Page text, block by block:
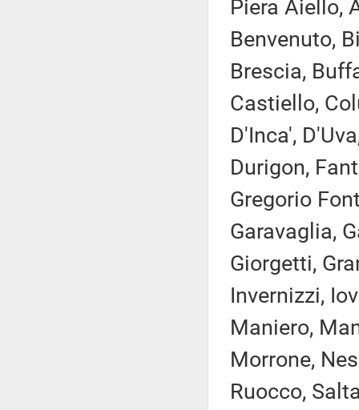
Piera
Benvenuto,
Brescia,
Castiello,
D'Inca',
Durigon,
Gregorio
Garavaglia,
Giorgetti,
Invernizzi,
Maniero,
Morrone,
Ruocco,